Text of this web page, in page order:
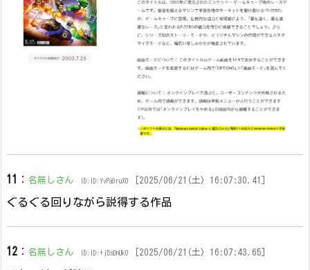
11 ： 名無しさん ID:ID:YvPa9ruX0 [2025/06/21(土) 16:07:30.41]
ぐるぐる回りながら説得する作品
12 ： 名無しさん ID:ID:+j5sDnUk0 [2025/06/21(土) 16:07:43.65]